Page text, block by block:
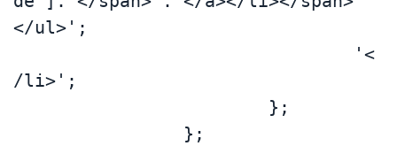
</ul>';
/li>';